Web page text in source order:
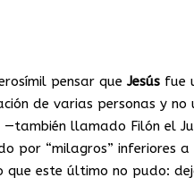
pensar que Jesús fue
de varias personas y
llamado Filón el
por “milagros” inferiores
que este último no pudo: